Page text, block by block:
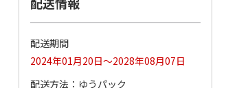
配送期間
2024年01月20日～2028年08月07日
配送方法
ゆうパック